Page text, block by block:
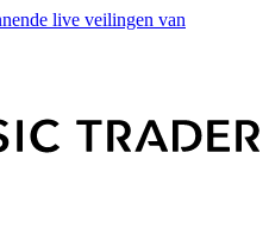
live veilingen van